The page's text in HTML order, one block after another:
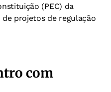
(PEC) da
de projetos de regulação
com